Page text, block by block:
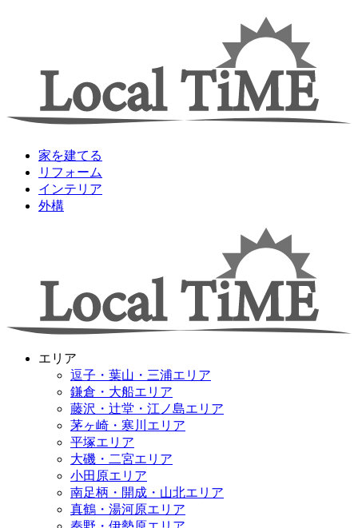
家を建てる
リフォーム
インテリア
外構
エリア
逗子・葉山・三浦エリア
鎌倉・大船エリア
藤沢・辻堂・江ノ島エリア
茅ヶ崎・寒川エリア
平塚エリア
大磯・二宮エリア
小田原エリア
南足柄・開成・山北エリア
真鶴・湯河原エリア